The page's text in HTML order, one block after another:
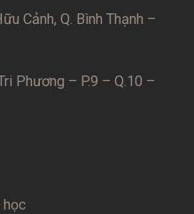
Cảnh, Q. Bình Thạnh –
Phương – P.9 – Q.10 –
học